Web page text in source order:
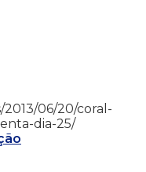
2013/06/20/coral-
dia-25/